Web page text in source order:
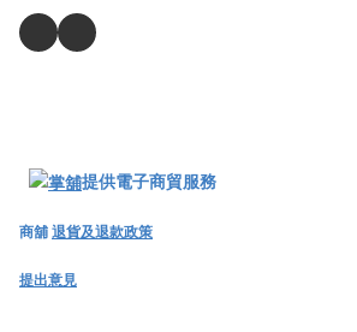
提供電子商貿服務
商舖退貨及退款政策
提出意見